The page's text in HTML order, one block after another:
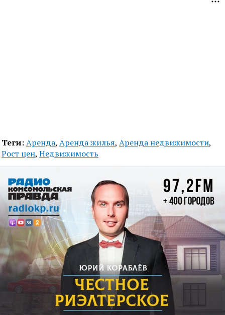
Теги:Аренда, Аренда жилья, Аренда недвижимости,
Рост цен, Недвижимость